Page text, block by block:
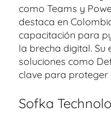
como Teams y
destaca en
capacitación para
la brecha digital. Su
soluciones como
clave para proteger
Sofka